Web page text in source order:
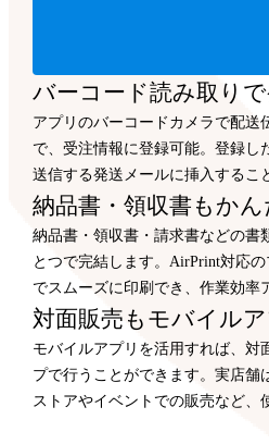
バーコード読み取り
アプリのバーコードカメラで配送
で、受注情報に登録可能。登録し
送信する発送メールに挿入するこ
納品書・領収書もかん
納品書・領収書・請求書などの書
とつで完結します。AirPrint対応
でスムーズに印刷でき、作業効率
対面販売もモバイル
モバイルアプリを活用すれば、対
プで行うことができます。実店舗
ストアやイベントでの販売など、